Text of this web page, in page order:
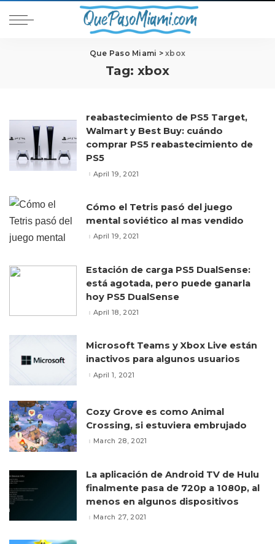
Que Paso Miami >xbox
Tag: xbox
reabastecimiento de PS5 Target,
Walmart y Best Buy: cuándo
comprar PS5 reabastecimiento de
PS5
April 19, 2021
Cómo el Tetris pasó del juego
mental soviético al mas vendido
April 19, 2021
Estación de carga PS5 DualSense:
está agotada, pero puede ganarla
hoy PS5 DualSense
April 18, 2021
Microsoft Teams y Xbox Live están
inactivos para algunos usuarios
April 1, 2021
Cozy Grove es como Animal
Crossing, si estuviera embrujado
March 28, 2021
La aplicación de Android TV de Hulu
finalmente pasa de 720p a 1080p, al
menos en algunos dispositivos
March 27, 2021